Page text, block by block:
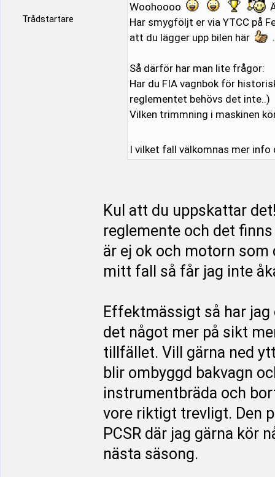
Trådstartare
Woohoooo
Har smygföljt er via YTCC på
att du lägger upp bilen här
Så därför har man lite frågor:
Har du FIA vagnbok för
reglementet behövs det inte..)
Vilken trimmning i maskinen
I vilket fall välkomnas mer
Kul att du uppskattar
reglemente och det
är ej ok och motorn som
mitt fall så får jag inte
Effektmässigt så har
det något mer på sikt
tillfället. Vill gärna ned
blir ombyggd bakvagn
instrumentbräda och
vore riktigt trevligt. Den
PCSR där jag gärna kör
nästa säsong.